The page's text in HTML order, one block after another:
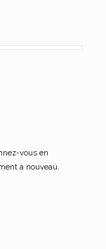
vous en
à nouveau.